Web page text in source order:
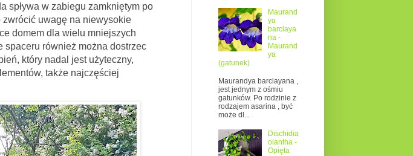
spływa w zabiegu zamkniętym po
uwagę na niewysokie
domem dla wielu mniejszych
spaceru również można dostrzec
który nadal jest użyteczny,
także najczęściej
Maurand
ya
barclaya
na -
Maurand
ya
(gatunek)
Maurandya barclayana ,
jest jednym z ośmiu
gatunków. Po rodzinie z
rodzajem asarina , być
może dl...
Dischidia
oiantha -
Opięta